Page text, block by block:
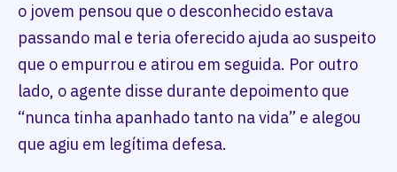
o jovem pensou que o desconhecido estava
passando mal e teria oferecido ajuda ao suspeito
que o empurrou e atirou em seguida. Por outro
lado, o agente disse durante depoimento que
“nunca tinha apanhado tanto na vida” e alegou
que agiu em legítima defesa.